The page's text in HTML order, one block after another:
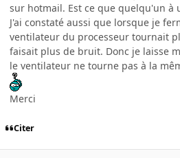
sur hotmail. Est ce que quelqu'un à
J'ai constaté aussi que lorsque je
ventilateur du processeur tournait
faisait plus de bruit. Donc je laisse
le ventilateur ne tourne pas à la
Merci
Citer